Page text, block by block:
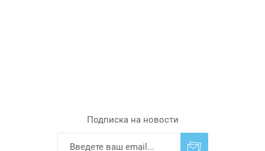
Подписка на новости